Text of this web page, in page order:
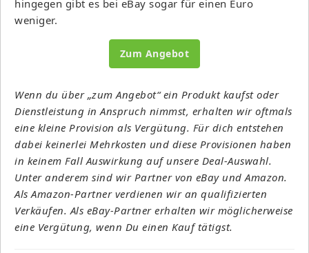
hingegen gibt es bei eBay sogar für einen Euro
weniger.
Zum Angebot
Wenn du über „zum Angebot“ ein Produkt kaufst oder
Dienstleistung in Anspruch nimmst, erhalten wir oftmals
eine kleine Provision als Vergütung. Für dich entstehen
dabei keinerlei Mehrkosten und diese Provisionen haben
in keinem Fall Auswirkung auf unsere Deal-Auswahl.
Unter anderem sind wir Partner von eBay und Amazon.
Als Amazon-Partner verdienen wir an qualifizierten
Verkäufen. Als eBay-Partner erhalten wir möglicherweise
eine Vergütung, wenn Du einen Kauf tätigst.